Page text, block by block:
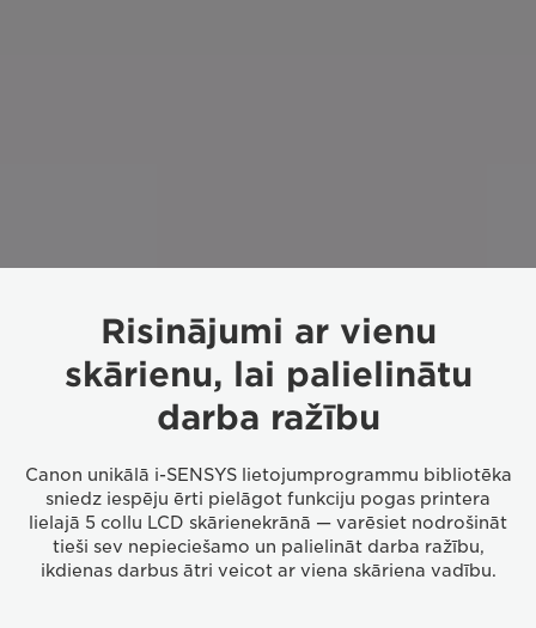
Risinājumi ar vienu
skārienu, lai palielinātu
darba ražību
Canon unikālā i-SENSYS lietojumprogrammu bibliotēka
sniedz iespēju ērti pielāgot funkciju pogas printera
lielajā 5 collu LCD skārienekrānā — varēsiet nodrošināt
tieši sev nepieciešamo un palielināt darba ražību,
ikdienas darbus ātri veicot ar viena skāriena vadību.